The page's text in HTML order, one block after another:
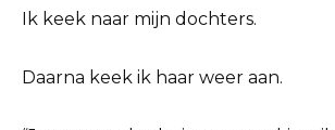
Ik keek naar mijn dochters.
Daarna keek ik haar weer aan.